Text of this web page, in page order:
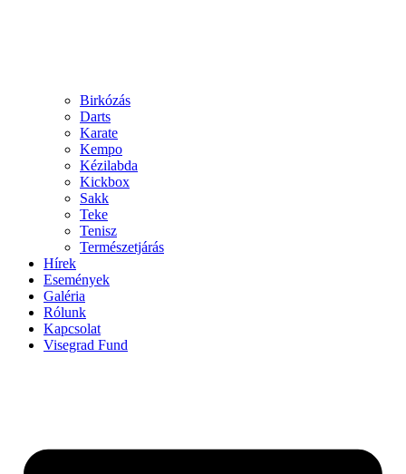
Birkózás
Darts
Karate
Kempo
Kézilabda
Kickbox
Sakk
Teke
Tenisz
Természetjárás
Hírek
Események
Galéria
Rólunk
Kapcsolat
Visegrad Fund